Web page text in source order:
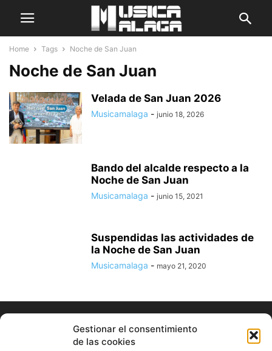
Gestionar el consentimiento
de las cookies
Home Tags Noche de San Juan
Noche de San Juan
Velada de San Juan 2026
Musicamalaga - junio 18, 2026
Bando del alcalde respecto a la
Noche de San Juan
Musicamalaga - junio 15, 2021
Suspendidas las actividades de
la Noche de San Juan
Musicamalaga - mayo 21, 2020